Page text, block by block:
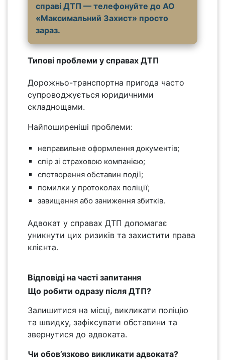
справі ДТП — телефонуйте до АО
«Максимальний Захист» просто
зараз.
Типові проблеми у справах ДТП
Дорожньо-транспортна пригода часто
супроводжується юридичними
складнощами.
Найпоширеніші проблеми:
неправильне оформлення документів;
спір зі страховою компанією;
спотворення обставин події;
помилки у протоколах поліції;
завищення або заниження збитків.
Адвокат у справах ДТП допомагає
уникнути цих ризиків та захистити права
клієнта.
Відповіді на часті запитання
Що робити одразу після ДТП?
Залишитися на місці, викликати поліцію
та швидку, зафіксувати обставини та
звернутися до адвоката.
Чи обов’язково викликати адвоката?